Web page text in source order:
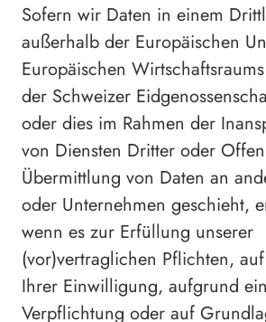
Sofern wir Daten in einem
außerhalb der Europäischen
Europäischen
der Schweizer
oder dies im Rahmen der
von Diensten Dritter oder
Übermittlung von Daten an
oder Unternehmen geschieht,
wenn es zur Erfüllung unserer
(vor)vertraglichen Pflichten,
Ihrer Einwilligung, aufgrund
Verpflichtung oder auf